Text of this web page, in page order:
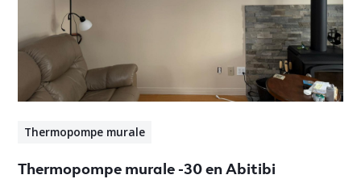
Thermopompe murale
Thermopompe murale -30 en Abitibi